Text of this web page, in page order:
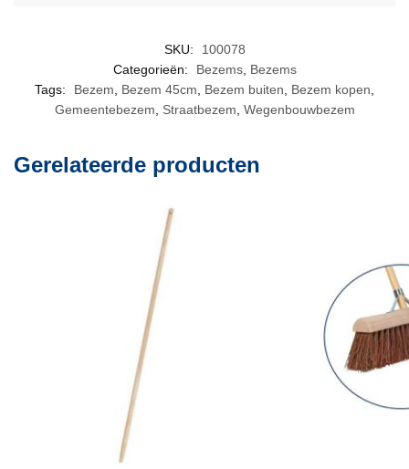
SKU:
100078
Categorieën:
Bezems, Bezems
Tags:
Bezem, Bezem 45cm, Bezem buiten, Bezem kopen,
Gemeentebezem, Straatbezem, Wegenbouwbezem
Gerelateerde producten